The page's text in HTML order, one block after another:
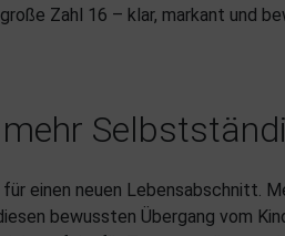
Zahl 16 – klar, markant und
einen neuen Lebensabschnitt.
bewussten Übergang vom